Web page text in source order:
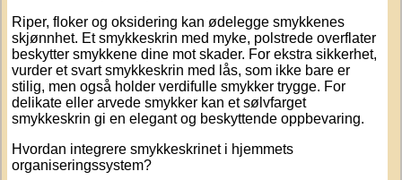
Riper, floker og oksidering kan ødelegge smykkenes
skjønnhet. Etsmykkeskrin med myke, polstrede overflater
beskytter smykkene dine mot skader. For ekstra sikkerhet,
vurder etsvart smykkeskrin med lås, som ikke bare er
stilig, men også holder verdifulle smykker trygge. For
delikate eller arvede smykker kan etsølvfarget
smykkeskrin gi en elegant og beskyttende oppbevaring.
Hvordan integrere smykkeskrinet i hjemmets
organiseringssystem?